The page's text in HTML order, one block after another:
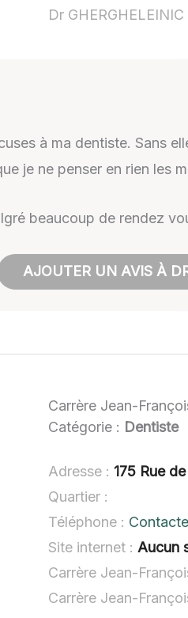
Dr
à ma dentiste. Sans
je ne penser en rien les
beaucoup de rendez
AJOUTER UN AVIS À
Carrère Jean-
Catégorie : Dentiste
Adresse : 175 Rue
Quartier :
Téléphone :
Site internet :Aucun
Carrère Jean-
Carrère Jean-